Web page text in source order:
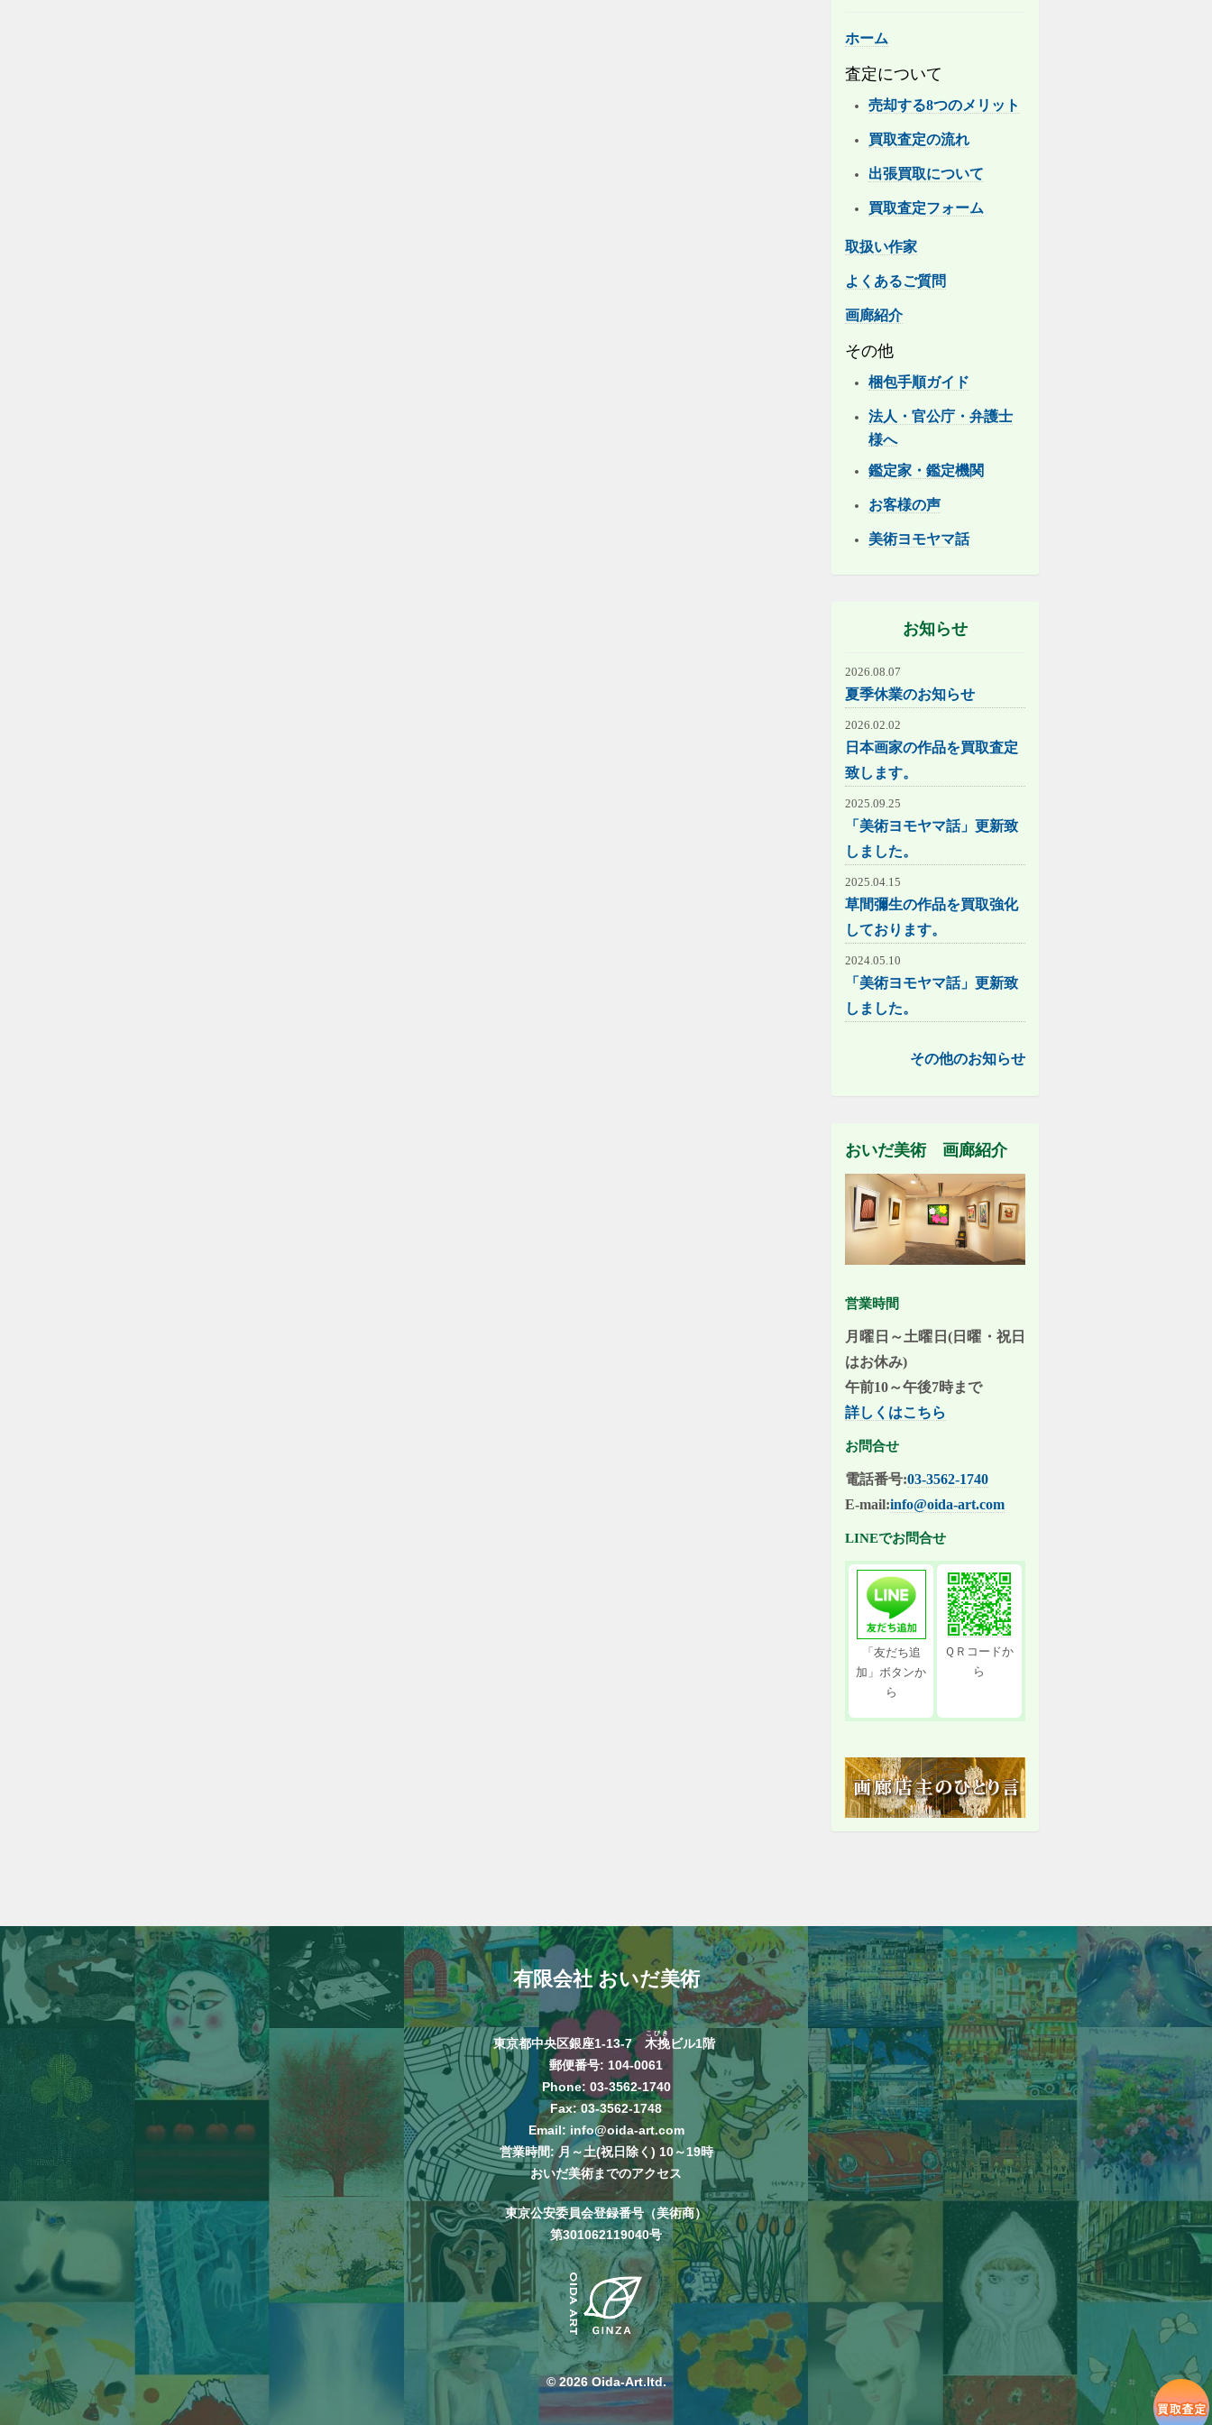
ホーム
査定について
売却する8つのメリット
買取査定の流れ
出張買取について
買取査定フォーム
取扱い作家
よくあるご質問
画廊紹介
その他
梱包手順ガイド
法人・官公庁・弁護士
様へ
鑑定家・鑑定機関
お客様の声
美術ヨモヤマ話
お知らせ
2026.08.07
夏季休業のお知らせ
2026.02.02
日本画家の作品を買取査定
致します。
2025.09.25
「美術ヨモヤマ話」更新致
しました。
2025.04.15
草間彌生の作品を買取強化
しております。
2024.05.10
「美術ヨモヤマ話」更新致
しました。
その他のお知らせ
おいだ美術 画廊紹介
営業時間
月曜日～土曜日(日曜・祝日
はお休み)
午前10～午後7時まで
詳しくはこちら
お問合せ
電話番号:03-3562-1740
E-mail:info@oida-art.com
LINEでお問合せ
「友だち追
加」ボタンか
ら
ＱＲコードか
ら
有限会社 おいだ美術
東京都中央区銀座1-13-7 木挽
こびき
ビル1階
郵便番号: 104-0061
Phone: 03-3562-1740
Fax: 03-3562-1748
Email: info@oida-art.com
営業時間: 月～土(祝日除く) 10～19時
おいだ美術までのアクセス
東京公安委員会登録番号（美術商）
第301062119040号
© 2026 Oida-Art.ltd.